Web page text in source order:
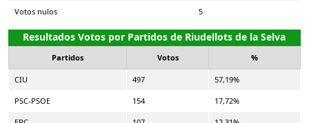
Votos nulos 5
Resultados Votos por Partidos de Riudellots de la Selva
Partidos Votos %
CIU 497 57,19%
PSC-PSOE 154 17,72%